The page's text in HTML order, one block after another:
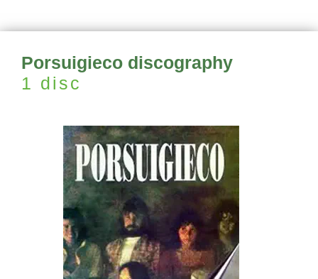
Porsuigieco discography
1 disc